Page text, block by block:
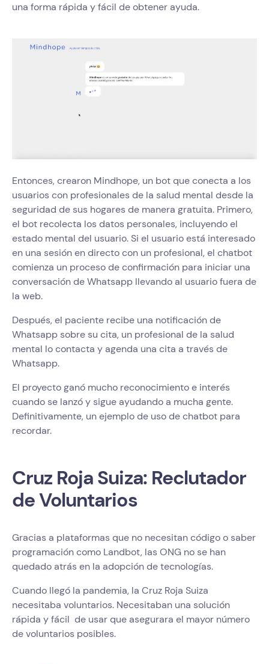
una forma rápida y fácil de obtener ayuda.
Entonces, crearon Mindhope, un bot que conecta a los
usuarios con profesionales de la salud mental desde la
seguridad de sus hogares de manera gratuita. Primero,
el bot recolecta los datos personales, incluyendo el
estado mental del usuario. Si el usuario está interesado
en una sesión en directo con un profesional, el chatbot
comienza un proceso de confirmación para iniciar una
conversación de Whatsapp llevando al usuario fuera de
la web.
Después, el paciente recibe una notificación de
Whatsapp sobre su cita, un profesional de la salud
mental lo contacta y agenda una cita a través de
Whatsapp.
El proyecto ganó mucho reconocimiento e interés
cuando se lanzó y sigue ayudando a mucha gente.
Definitivamente, un ejemplo de uso de chatbot para
recordar.
Cruz Roja Suiza: Reclutador
de Voluntarios
Gracias a plataformas que no necesitan código o saber
programación como Landbot, las ONG no se han
quedado atrás en la adopción de tecnologías.
Cuando llegó la pandemia, la Cruz Roja Suiza
necesitaba voluntarios. Necesitaban una solución
rápida y fácil de usar que asegurara el mayor número
de voluntarios posibles.